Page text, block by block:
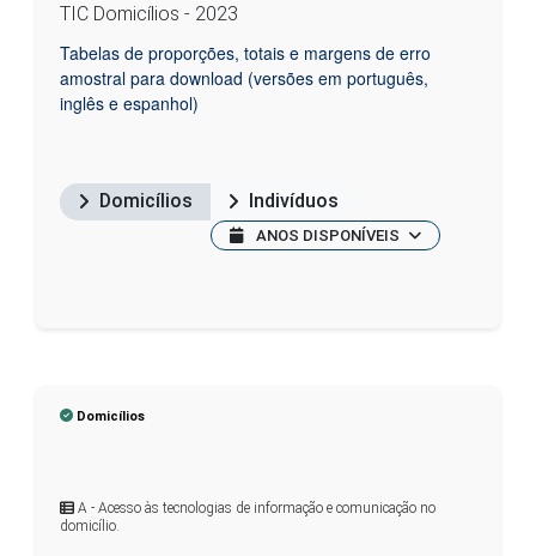
TIC Domicílios - 2023
Tabelas de proporções, totais e margens de erro
amostral para download (versões em português,
inglês e espanhol)
Domicílios Indivíduos
ANOS DISPONÍVEIS
Domicílios
A - Acesso às tecnologias de informação e comunicação no
domicílio.